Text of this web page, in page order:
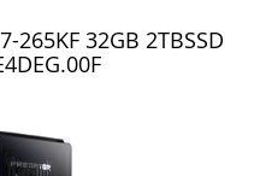
32GB 2TBSSD